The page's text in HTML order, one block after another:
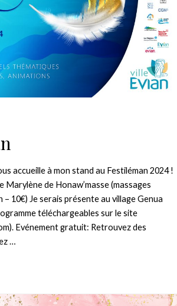
accueille à mon stand au Festiléman 2024 !
Marylène de Honaw’masse (massages
– 10€) Je serais présente au village Genua
téléchargeables sur le site
Evénement gratuit: Retrouvez des
…